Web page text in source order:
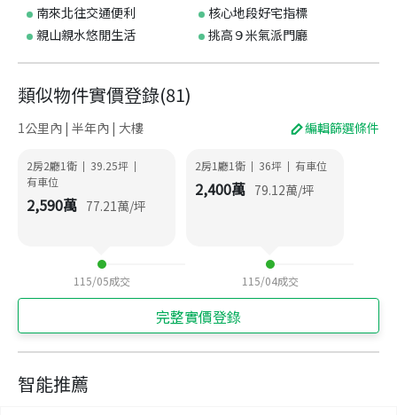
南來北往交通便利
核心地段好宅指標
親山親水悠閒生活
挑高９米氣派門廳
類似物件實價登錄(81)
1公里內 | 半年內 | 大樓 編輯篩選條件
2房2廳1衛 | 39.25坪 |
有車位
2,590萬 77.21 萬/坪
115/05成交
2房1廳1衛 | 36坪 | 有車位
2,400萬 79.12萬/坪
115/04成交
完整實價登錄
智能推薦